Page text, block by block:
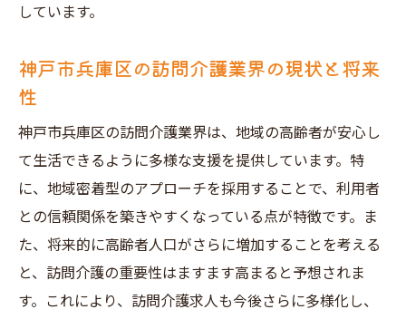
求人応募後のフォローアップ戦略
効果的な検索方法
ルの活用
神戸市兵庫区の求人情報を効率的に見つけ
効果的なキーワード検索の秘訣
地元のネットワークを活用した求人探索
訪問介護求人に関する最新情報の入手法
しています。
神戸市兵庫区の訪問介護業界の現状と将来
性
神戸市兵庫区の訪問介護業界は、地域の高齢者が安心し
て生活できるように多様な支援を提供しています。特
に、地域密着型のアプローチを採用することで、利用者
との信頼関係を築きやすくなっている点が特徴です。ま
た、将来的に高齢者人口がさらに増加することを考える
と、訪問介護の重要性はますます高まると予想されま
す。これにより、訪問介護求人も今後さらに多様化し、